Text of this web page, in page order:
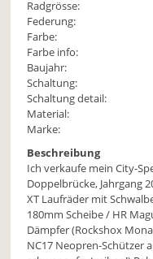
Radgrösse:
Federung:
Farbe:
Farbe info:
Baujahr:
Schaltung:
Schaltung detail:
Material:
Marke:
Beschreibung
Ich verkaufe mein City-
Doppelbrücke, Jahrgang
XT Laufräder mit
180mm Scheibe / HR
Dämpfer (Rockshox
NC17 Neopren-Schützer